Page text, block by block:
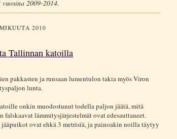
2009-2014.
2010
Tallinnan katoilla
pakkasten ja runsaan lumentulon takia myös Viron
lunta.
onkin muodostunut todella paljon jäätä, mitä
falskaavat lämmitysjärjestelmät ovat edesauttaneet.
jääpuikot ovat ehkä 3 metrisiä, ja painoakin noilla täytyy